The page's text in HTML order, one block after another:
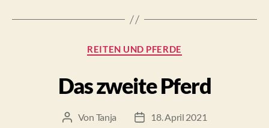
fertig
der
ein
fertig.““
Kategorien
REITEN UND PFERDE
Das zweite Pferd
Beitragsautor
Von Tanja Beitragsdatum
18. April 2021